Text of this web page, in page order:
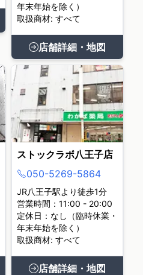
年末年始を除く）
取扱商材: すべて
店舗詳細・地図
ストックラボ八王子店
050-5269-5864
JR八王子駅より徒歩1分
営業時間：11:00 - 20:00
定休日：なし（臨時休業・
年末年始を除く）
取扱商材: すべて
店舗詳細・地図